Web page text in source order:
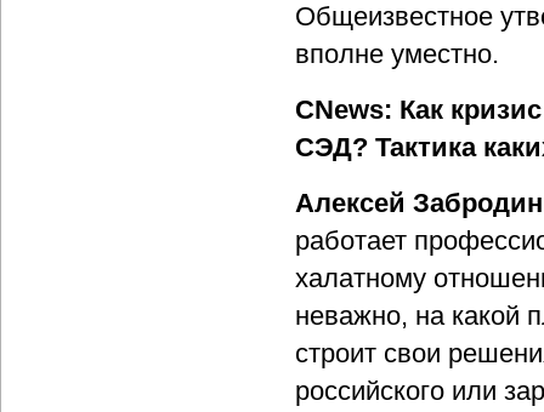
Общеизвестное
вполне уместно.
CNews: Как
СЭД? Тактика
Алексей
работает
халатному
неважно, на какой
строит свои
российского или